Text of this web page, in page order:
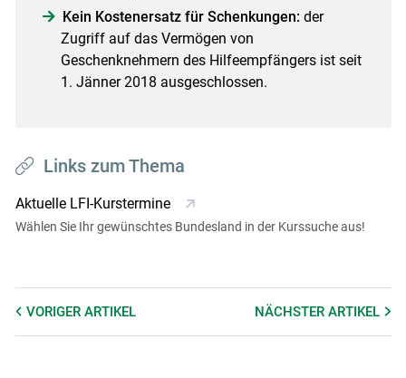
Kein Kostenersatz für Schenkungen: der
Zugriff auf das Vermögen von
Geschenknehmern des Hilfeempfängers ist seit
1. Jänner 2018 ausgeschlossen.
Links zum Thema
Aktuelle LFI-Kurstermine
Wählen Sie Ihr gewünschtes Bundesland in der Kurssuche aus!
VORIGER ARTIKEL NÄCHSTERARTIKEL